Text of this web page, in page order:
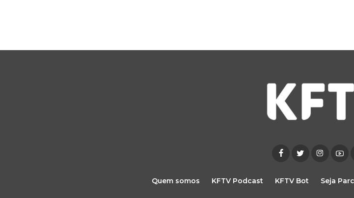
Quem somos KFTV Podcast KFTV Bot Seja